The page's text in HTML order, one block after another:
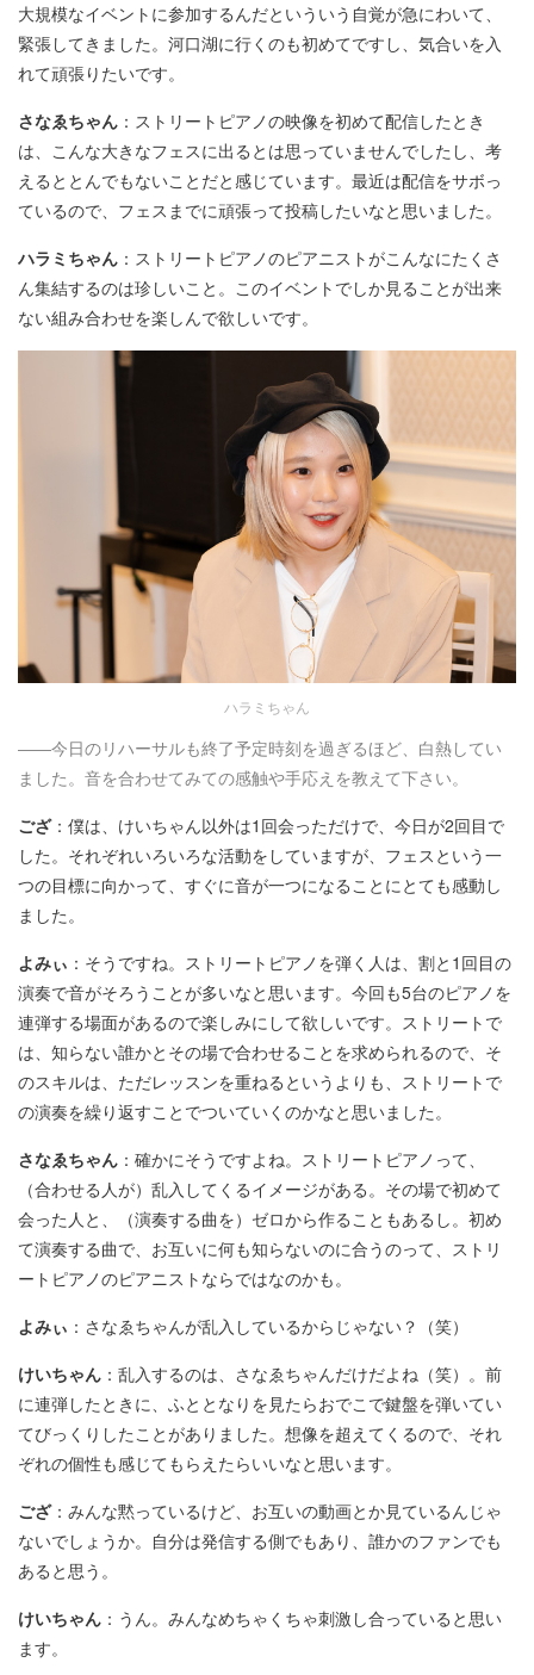
大規模なイベントに参加するんだといういう自覚が急にわいて、
緊張してきました。河口湖に行くのも初めてですし、気合いを入
れて頑張りたいです。
さなゑちゃん ：ストリートピアノの映像を初めて配信したとき
は、こんな大きなフェスに出るとは思っていませんでしたし、考
えるととんでもないことだと感じています。最近は配信をサボっ
ているので、フェスまでに頑張って投稿したいなと思いました。
ハラミちゃん ：ストリートピアノのピアニストがこんなにたくさ
ん集結するのは珍しいこと。このイベントでしか見ることが出来
ない組み合わせを楽しんで欲しいです。
ハラミちゃん
――今日のリハーサルも終了予定時刻を過ぎるほど、白熱してい
ました。音を合わせてみての感触や手応えを教えて下さい。
ござ：僕は、けいちゃん以外は1回会っただけで、今日が2回目で
した。それぞれいろいろな活動をしていますが、フェスという一
つの目標に向かって、すぐに音が一つになることにとても感動し
ました。
よみぃ ：そうですね。ストリートピアノを弾く人は、割と1回目の
演奏で音がそろうことが多いなと思います。今回も5台のピアノを
連弾する場面があるので楽しみにして欲しいです。ストリートで
は、知らない誰かとその場で合わせることを求められるので、そ
のスキルは、ただレッスンを重ねるというよりも、ストリートで
の演奏を繰り返すことでついていくのかなと思いました。
さなゑちゃん ：確かにそうですよね。ストリートピアノって、
（合わせる人が）乱入してくるイメージがある。その場で初めて
会った人と、（演奏する曲を）ゼロから作ることもあるし。初め
て演奏する曲で、お互いに何も知らないのに合うのって、ストリ
ートピアノのピアニストならではなのかも。
よみぃ ：さなゑちゃんが乱入しているからじゃない？（笑）
けいちゃん ：乱入するのは、さなゑちゃんだけだよね（笑）。前
に連弾したときに、ふととなりを見たらおでこで鍵盤を弾いてい
てびっくりしたことがありました。想像を超えてくるので、それ
ぞれの個性も感じてもらえたらいいなと思います。
ござ：みんな黙っているけど、お互いの動画とか見ているんじゃ
ないでしょうか。自分は発信する側でもあり、誰かのファンでも
あると思う。
けいちゃん ：うん。みんなめちゃくちゃ刺激し合っていると思い
ます。